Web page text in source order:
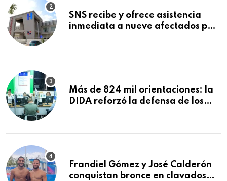
SNS recibe y ofrece asistencia
inmediata a nueve afectados por
Macorís
Más de 824 mil orientaciones: la
DIDA reforzó la defensa de los
Frandiel Gómez y José Calderón
conquistan bronce en clavados